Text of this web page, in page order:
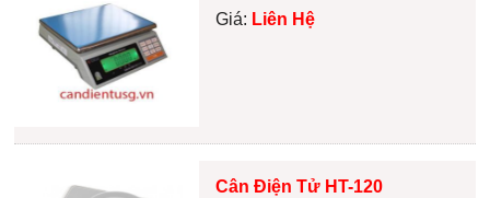
Giá: Liên Hệ
Cân Điện Tử HT-120